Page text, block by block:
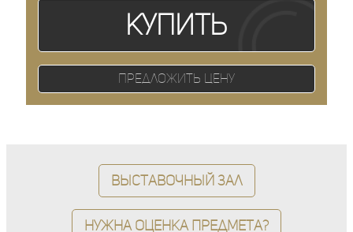
Купить
Предложить цену
Выставочный зал
Нужна оценка предмета?